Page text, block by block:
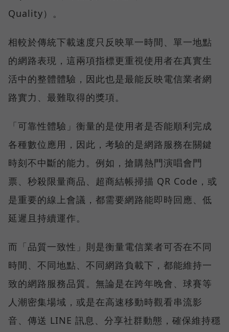
Quality）。
相較於傳統下載速度只反映單一時間、單一地點
的網路表現，這兩項指標更重視使用者在真實生
活中的整體體驗，因此也是最能反映電信業者網
路實力、最難取得的獎項。
「可靠性體驗」衡量的是使用者是否能順利完成
各種數位應用，因此，考驗的是網路服務在關鍵
時刻不中斷的能力。例如，搶購熱門演唱會門
票、秒殺限量商品、超商結帳掃描 QR Code，或
是重要的線上會議，都需要網路能即時回應、低
延遲且持續運作。
而「品質一致性」則是衡量電信業者可否在不同
時間、不同地點、不同網路負載下，都能維持一
致的網路服務品質。無論是在跨年晚會、球賽等
人潮密集場域，或是在高速移動時觀看串流影
音、傳送 LINE 訊息、分享社群動態，確保維持穩